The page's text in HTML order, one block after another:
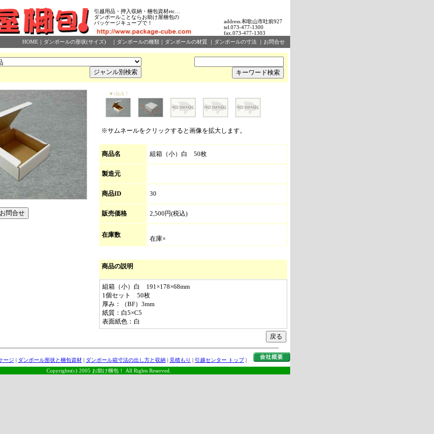
引越用品・押入収納・梱包資材etc…
ダンボールことならお助け屋梱包の
パッケージキューブで！
address.和歌山市吐前927
tel.073-477-1300
fax.073-477-1303
HOME ｜ ダンボールの形状(サイズ) ｜ ダンボールの種類 ｜ ダンボールの材質 ｜ ダンボールの寸法 ｜ お問合せ
▼click !
※サムネールをクリックすると画像を拡大します。
商品名 組箱（小）白 50枚
製造元
商品ID 30
販売価格 2,500円(税込)
在庫数
在庫×
商品の説明
組箱（小）白 191×178×68mm
1個セット 50枚
厚み：（BF）3mm
紙質：白5×C5
表面紙色：白
ージ | ダンボール形状と梱包資材 | ダンボール箱寸法の出し方と収納 | 見積もり | 引越センター トップ|
Copyrights(c) 2005 お助け梱包！ All Rights Reserved.